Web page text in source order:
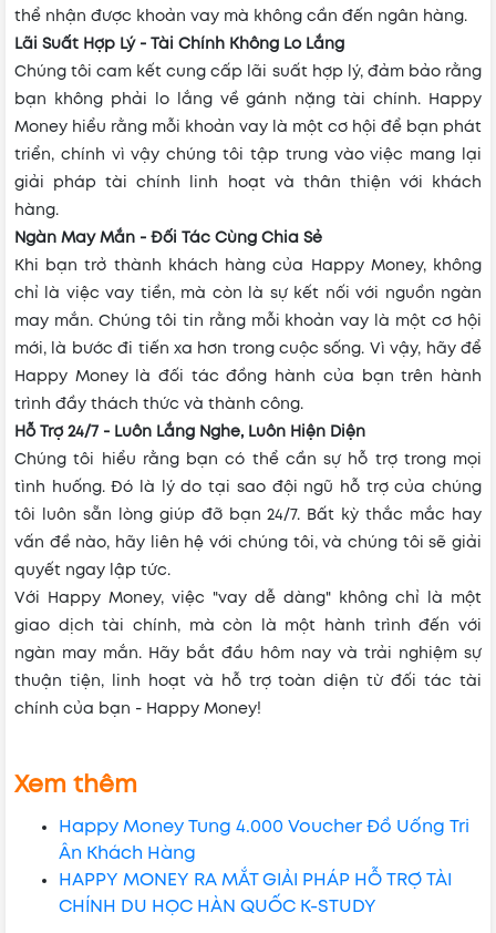
thể nhận được khoản vay mà không cần đến ngân hàng.
Lãi Suất Hợp Lý - Tài Chính Không Lo Lắng
Chúng tôi cam kết cung cấp lãi suất hợp lý, đảm bảo rằng
bạn không phải lo lắng về gánh nặng tài chính. Happy
Money hiểu rằng mỗi khoản vay là một cơ hội để bạn phát
triển, chính vì vậy chúng tôi tập trung vào việc mang lại
giải pháp tài chính linh hoạt và thân thiện với khách
hàng.
Ngàn May Mắn - Đối Tác Cùng Chia Sẻ
Khi bạn trở thành khách hàng của Happy Money, không
chỉ là việc vay tiền, mà còn là sự kết nối với nguồn ngàn
may mắn. Chúng tôi tin rằng mỗi khoản vay là một cơ hội
mới, là bước đi tiến xa hơn trong cuộc sống. Vì vậy, hãy để
Happy Money là đối tác đồng hành của bạn trên hành
trình đầy thách thức và thành công.
Hỗ Trợ 24/7 - Luôn Lắng Nghe, Luôn Hiện Diện
Chúng tôi hiểu rằng bạn có thể cần sự hỗ trợ trong mọi
tình huống. Đó là lý do tại sao đội ngũ hỗ trợ của chúng
tôi luôn sẵn lòng giúp đỡ bạn 24/7. Bất kỳ thắc mắc hay
vấn đề nào, hãy liên hệ với chúng tôi, và chúng tôi sẽ giải
quyết ngay lập tức.
Với Happy Money, việc "vay dễ dàng" không chỉ là một
giao dịch tài chính, mà còn là một hành trình đến với
ngàn may mắn. Hãy bắt đầu hôm nay và trải nghiệm sự
thuận tiện, linh hoạt và hỗ trợ toàn diện từ đối tác tài
chính của bạn - Happy Money!
Xem thêm
Happy Money Tung 4.000 Voucher Đồ Uống Tri
Ân Khách Hàng
HAPPY MONEY RA MẮT GIẢI PHÁP HỖ TRỢ TÀI
CHÍNH DU HỌC HÀN QUỐC K-STUDY